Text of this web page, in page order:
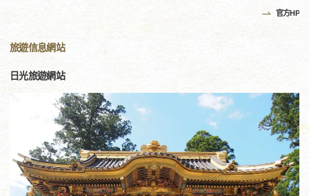
官方HP
旅遊信息網站
日光旅遊網站